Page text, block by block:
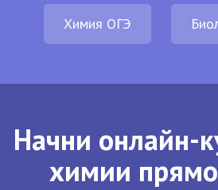
Химия ОГЭ
Начни онлайн-
химии прямо